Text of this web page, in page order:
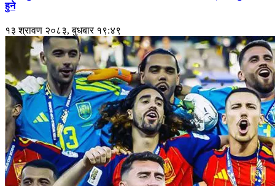
हुने
१३ श्रावण २०८३, बुधबार १९:४९